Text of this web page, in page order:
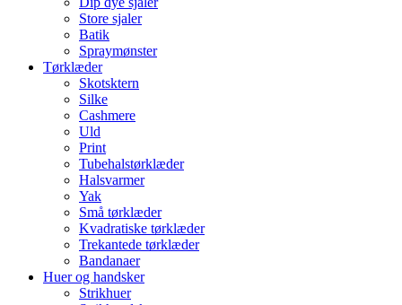
Store sjaler
Batik
Spraymønster
Tørklæder
Skotsktern
Silke
Cashmere
Uld
Print
Tubehalstørklæder
Halsvarmer
Yak
Små tørklæder
Kvadratiske tørklæder
Trekantede tørklæder
Bandanaer
Huer og handsker
Strikhuer